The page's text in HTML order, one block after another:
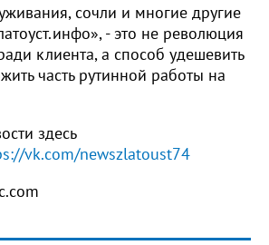
сочли и многие другие
- это не революция
клиента, а способ удешевить
часть рутинной работы на
здесь
vk.com/newszlatoust74